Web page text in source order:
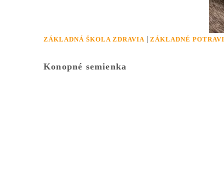
ZÁKLADNÁ ŠKOLA ZDRAVIA | ZÁKLADNÉ
Konopné semienka